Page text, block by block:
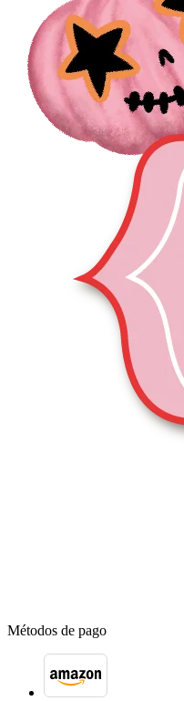
Métodos de pago